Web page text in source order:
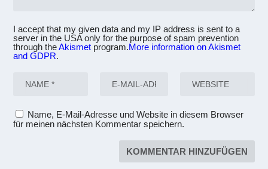
I accept that my given data and my IP address is sent to a
server in the USA only for the purpose of spam prevention
through theAkismet program.More information on Akismet
and GDPR.
Name, E-Mail-Adresse und Website in diesem Browser
für meinen nächsten Kommentar speichern.